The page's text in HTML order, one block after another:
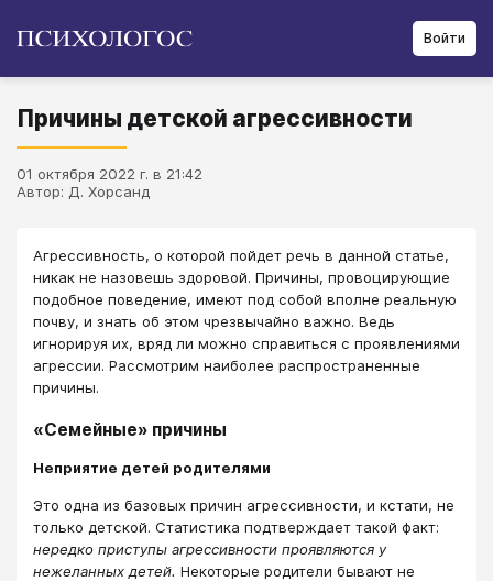
Войти
Причины детской агрессивности
01 октября 2022 г. в 21:42
Автор: Д. Хорсанд
Агрессивность, о которой пойдет речь в данной статье,
никак не назовешь здоровой. Причины, провоцирующие
подобное поведение, имеют под собой вполне реальную
почву, и знать об этом чрезвычайно важно. Ведь
игнорируя их, вряд ли можно справиться с проявлениями
агрессии. Рассмотрим наиболее распространенные
причины.
«Семейные» причины
Неприятие детей родителями
Это одна из базовых причин агрессивности, и кстати, не
только детской. Статистика подтверждает такой факт:
нередко приступы агрессивности проявляются у
нежеланных детей. Некоторые родители бывают не